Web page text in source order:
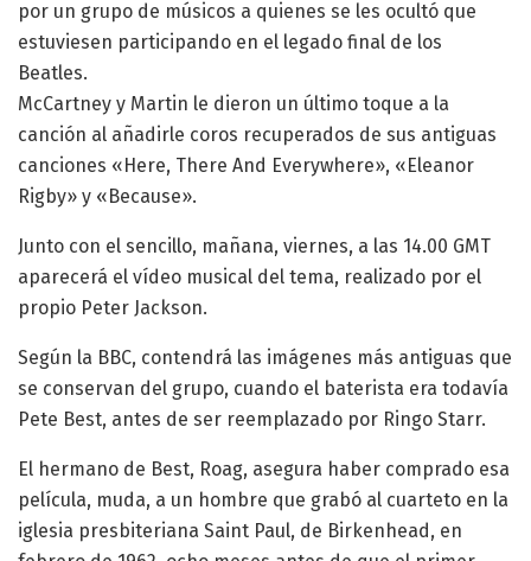
por un grupo de músicos a quienes se les ocultó que
estuviesen participando en el legado final de los
Beatles.
McCartney y Martin le dieron un último toque a la
canción al añadirle coros recuperados de sus antiguas
canciones «Here, There And Everywhere», «Eleanor
Rigby» y «Because».
Junto con el sencillo, mañana, viernes, a las 14.00 GMT
aparecerá el vídeo musical del tema, realizado por el
propio Peter Jackson.
Según la BBC, contendrá las imágenes más antiguas que
se conservan del grupo, cuando el baterista era todavía
Pete Best, antes de ser reemplazado por Ringo Starr.
El hermano de Best, Roag, asegura haber comprado esa
película, muda, a un hombre que grabó al cuarteto en la
iglesia presbiteriana Saint Paul, de Birkenhead, en